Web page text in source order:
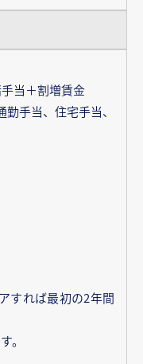
当＋割増賃金
手当、住宅手当、
すれば最初の2年間
。